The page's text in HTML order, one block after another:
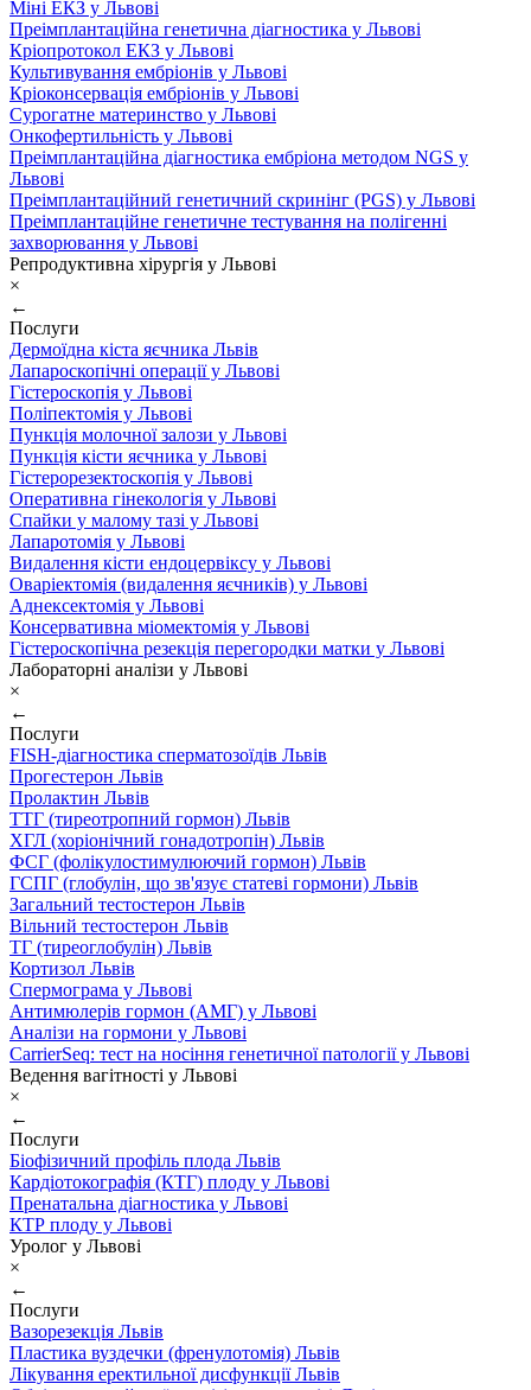
Міні ЕКЗ у Львові
Преімплантаційна генетична діагностика у Львові
Кріопротокол ЕКЗ у Львові
Культивування ембріонів у Львові
Кріоконсервація ембріонів у Львові
Сурогатне материнство у Львові
Онкофертильність у Львові
Преімплантаційна діагностика ембріона методом NGS у
Львові
Преімплантаційний генетичний скринінг (PGS) у Львові
Преімплантаційне генетичне тестування на полігенні
захворювання у Львові
Репродуктивна хірургія у Львові
×
←
Послуги
Дермоїдна кіста яєчника Львів
Лапароскопічні операції у Львові
Гістероскопія у Львові
Поліпектомія у Львові
Пункція молочної залози у Львові
Пункція кісти яєчника у Львові
Гістерорезектоскопія у Львові
Оперативна гінекологія у Львові
Спайки у малому тазі у Львові
Лапаротомія у Львові
Видалення кісти ендоцервіксу у Львові
Оваріектомія (видалення яєчників) у Львові
Аднексектомія у Львові
Консервативна міомектомія у Львові
Гістероскопічна резекція перегородки матки у Львові
Лабораторні аналізи у Львові
×
←
Послуги
FISH-діагностика сперматозоїдів Львів
Прогестерон Львів
Пролактин Львів
ТТГ (тиреотропний гормон) Львів
ХГЛ (хоріонічний гонадотропін) Львів
ФСГ (фолікулостимулюючий гормон) Львів
ГСПГ (глобулін, що зв'язує статеві гормони) Львів
Загальний тестостерон Львів
Вільний тестостерон Львів
ТГ (тиреоглобулін) Львів
Кортизол Львів
Спермограма у Львові
Антимюлерів гормон (АМГ) у Львові
Аналізи на гормони у Львові
CarrierSeq: тест на носіння генетичної патології у Львові
Ведення вагітності у Львові
×
←
Послуги
Біофізичний профіль плода Львів
Кардіотокографія (КТГ) плоду у Львові
Пренатальна діагностика у Львові
КТР плоду у Львові
Уролог у Львові
×
←
Послуги
Вазорезекція Львів
Пластика вуздечки (френулотомія) Львів
Лікування еректильної дисфункції Львів